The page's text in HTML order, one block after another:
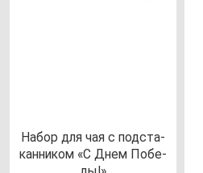
Набор для чая с под­ста­
кан­ни­ком «С Днем Побе­